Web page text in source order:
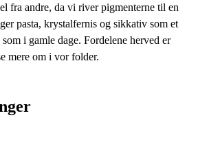
fra andre, da vi river pigmenterne til en
pasta, krystalfernis og sikkativ som et
i gamle dage. Fordelene herved er
mere om i vor folder.